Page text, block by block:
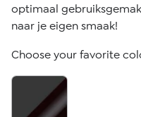
optimaal
naar je eigen smaak!
Choose your favorite